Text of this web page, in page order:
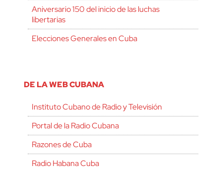
Aniversario 150 del inicio de las luchas
libertarias
Elecciones Generales en Cuba
DE LA WEB CUBANA
Instituto Cubano de Radio y Televisión
Portal de la Radio Cubana
Razones de Cuba
Radio Habana Cuba